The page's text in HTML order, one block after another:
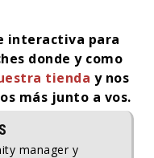
interactiva para
donde y como
tienda y nos
más junto a vos.
manager y